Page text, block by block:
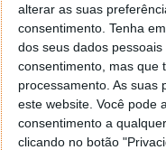
alterar as suas
consentimento. Tenha
dos seus dados
consentimento, mas que
processamento. As suas
este website. Você pode
consentimento a
clicando no botão